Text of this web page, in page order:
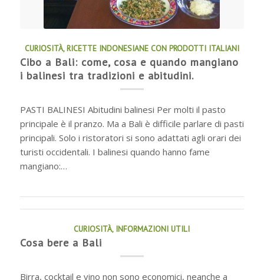
CURIOSITÀ,RICETTE INDONESIANE CON PRODOTTI ITALIANI
Cibo a Bali: come, cosa e quando mangiano
i balinesi tra tradizioni e abitudini.
PASTI BALINESI Abitudini balinesi Per molti il pasto
principale è il pranzo. Ma a Bali è difficile parlare di pasti
principali. Solo i ristoratori si sono adattati agli orari dei
turisti occidentali. I balinesi quando hanno fame
mangiano:…
CURIOSITÀ, INFORMAZIONI UTILI
Cosa bere a Bali
Birra, cocktail e vino non sono economici, neanche a